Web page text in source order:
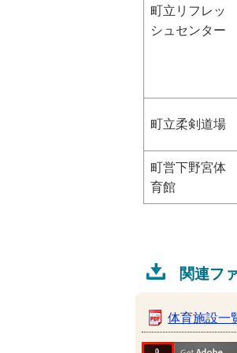
町立リフレッ
シュセンター
町立柔剣道場
町営下野宮体
育館
関連フ
体育施設一